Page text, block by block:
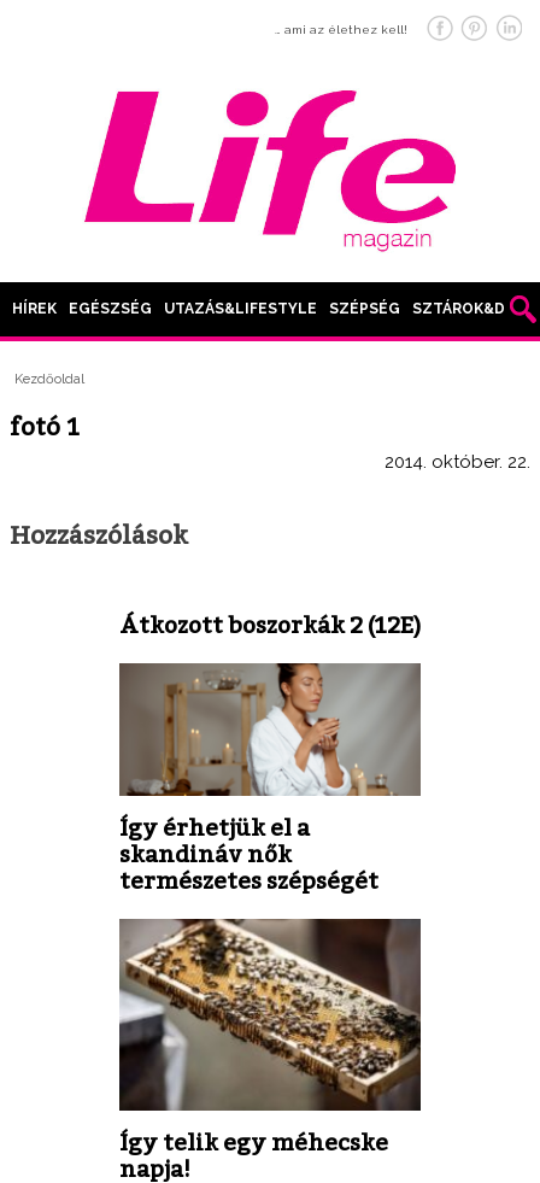
… ami az élethez kell!
HÍREK EGÉSZSÉG UTAZÁS&LIFESTYLE SZÉPSÉG SZTÁROK&DIVAT
Kezdőoldal
fotó 1
2014. október. 22.
Hozzászólások
Átkozott boszorkák 2 (12E)
Így érhetjük el a
skandináv nők
természetes szépségét
Így telik egy méhecske
napja!